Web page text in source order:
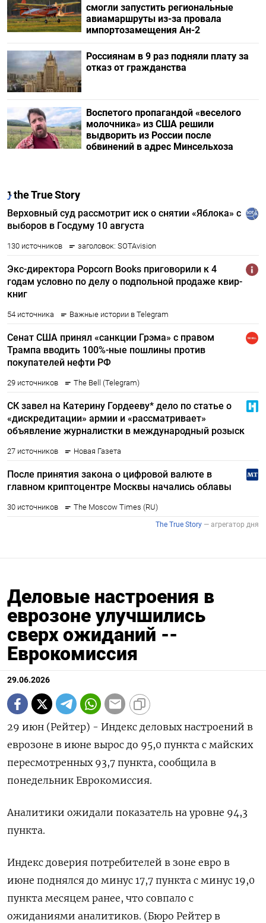
смогли запустить региональные
авиамаршруты из-за провала
импортозамещения Ан-2
Россиянам в 9 раз подняли плату за
отказ от гражданства
Воспетого пропагандой «веселого
молочника» из США решили
выдворить из России после
обвинений в адрес Минсельхоза
Деловые настроения в
еврозоне улучшились
сверх ожиданий --
Еврокомиссия
29.06.2026
29 июн (Рейтер) - Индекс деловых настроений ‌в
еврозоне в июне ​вырос до ​95,0 ​пункта ⁠с ‌майских
пересмотренных ‌93,7 пункта, сообщила в ​
понедельник ‌Еврокомиссия.
Аналитики ожидали ​показатель на ‌уровне 94,3
пункта.
Индекс доверия ​потребителей ​в ‌зоне евро ​в
июне поднялся до минус 17,7 пункта с минус ​19,0
⁠пункта месяцем ранее, ‌что ‌совпало с
ожиданиями аналитиков. (Бюро ​Рейтер в